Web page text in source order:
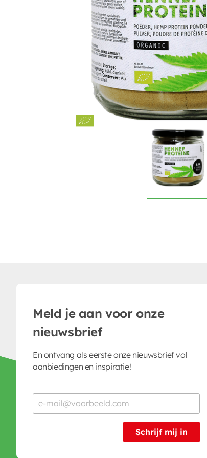
Meld je aan voor onze
nieuwsbrief
En ontvang als eerste onze nieuwsbrief vol
aanbiedingen en inspiratie!
Schrijf mij in